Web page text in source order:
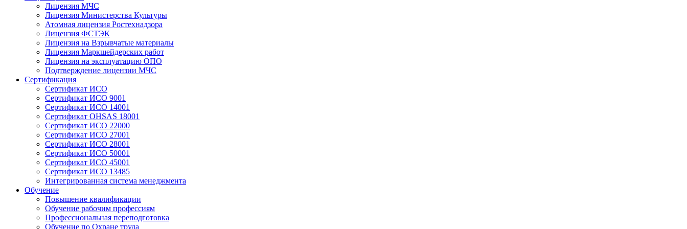
Лицензия МЧС
Лицензия Министерства Культуры
Атомная лицензия Ростехнадзора
Лицензия ФСТЭК
Лицензия на Взрывчатые материалы
Лицензия Маркшейдерских работ
Лицензия на эксплуатацию ОПО
Подтверждение лицензии МЧС
Сертификация
Сертификат ИСО
Сертификат ИСО 9001
Сертификат ИСО 14001
Сертификат OHSAS 18001
Сертификат ИСО 22000
Сертификат ИСО 27001
Сертификат ИСО 28001
Сертификат ИСО 50001
Сертификат ИСО 45001
Сертификат ИСО 13485
Интегрированная система менеджмента
Обучение
Повышение квалификации
Обучение рабочим профессиям
Профессиональная переподготовка
Обучение по Охране труда